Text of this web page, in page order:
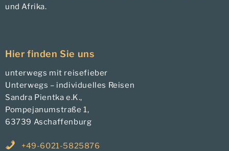
und Afrika.
Hier finden Sie uns
unterwegs mit reisefieber
Unterwegs – individuelles Reisen
Sandra Pientka e.K.,
Pompejanumstraße 1,
63739 Aschaffenburg
+49-6021-5825876